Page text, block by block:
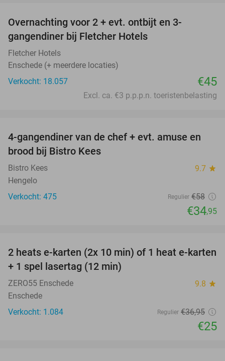
Overnachting voor 2 + evt. ontbijt en 3-
gangendiner bij Fletcher Hotels
Fletcher Hotels
Enschede (+ meerdere locaties)
Verkocht: 18.057
€45
Excl. ca. €3 p.p.p.n. toeristenbelasting
40%
4-gangendiner van de chef + evt. amuse en
brood bij Bistro Kees
Bistro Kees 9.7 star
Hengelo
Verkocht: 475
Regulier €58
€34,95
32%
2 heats e-karten (2x 10 min) of 1 heat e-karten
+ 1 spel lasertag (12 min)
ZERO55 Enschede 9.8 star
Enschede
Verkocht: 1.084
Regulier €36,95
€25